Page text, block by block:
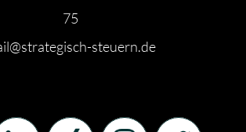
75
steuern.de